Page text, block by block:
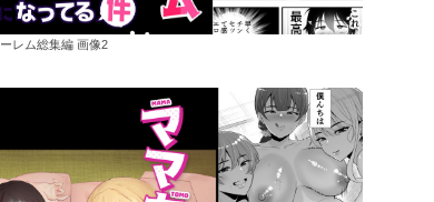
レム総集編 画像2